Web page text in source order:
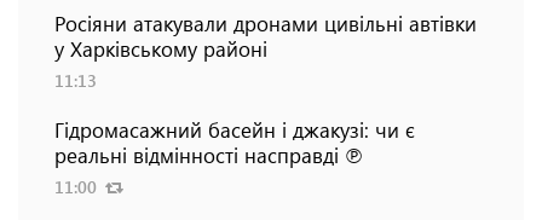
Росіяни атакували дронами цивільні автівки
у Харківському районі
11:13
Гідромасажний басейн і джакузі: чи є
реальні відмінності насправді ℗
11:00